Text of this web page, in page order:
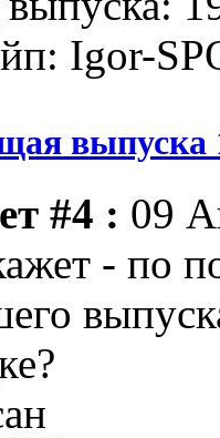
Igor-
выпуска
#4 : 09
- по